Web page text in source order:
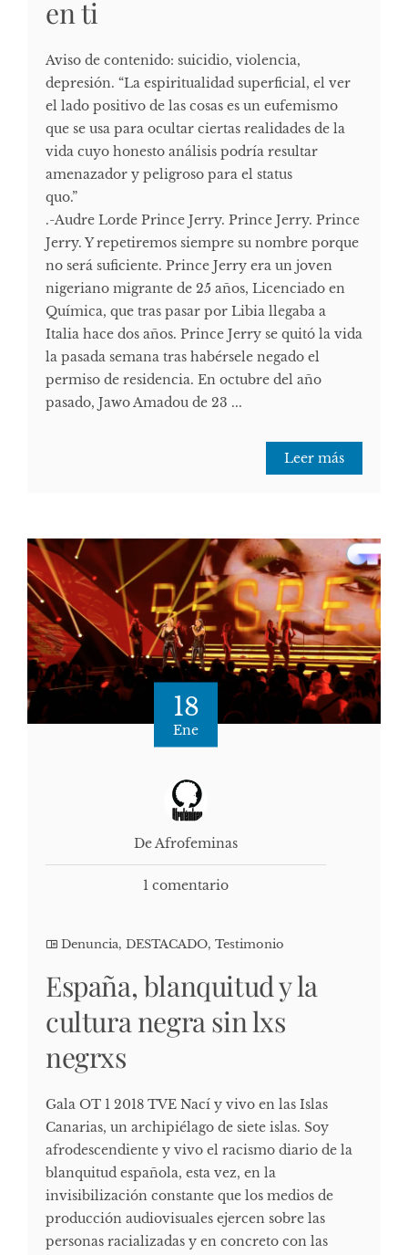
en ti
Aviso de contenido: suicidio, violencia,
depresión. “La espiritualidad superficial, el ver
el lado positivo de las cosas es un eufemismo
que se usa para ocultar ciertas realidades de la
vida cuyo honesto análisis podría resultar
amenazador y peligroso para el status
.-Audre Lorde Prince Jerry. Prince Jerry. Prince
Jerry. Y repetiremos siempre su nombre porque
no será suficiente. Prince Jerry era un joven
nigeriano migrante de 25 años, Licenciado en
Química, que tras pasar por Libia llegaba a
Italia hace dos años. Prince Jerry se quitó la vida
la pasada semana tras habérsele negado el
permiso de residencia. En octubre del año
pasado, Jawo Amadou de 23 ...
Leer más
18
Ene
De Afrofeminas
1 comentario
Denuncia, DESTACADO, Testimonio
España, blanquitud y la
cultura negra sin lxs
negrxs
Gala OT 1 2018 TVE Nací y vivo en las Islas
Canarias, un archipiélago de siete islas. Soy
afrodescendiente y vivo el racismo diario de la
blanquitud española, esta vez, en la
invisibilización constante que los medios de
producción audiovisuales ejercen sobre las
personas racializadas y en concreto con las